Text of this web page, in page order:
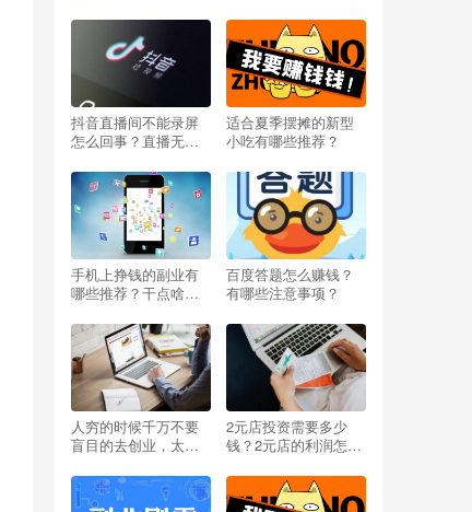
抖音直播间不能录屏
怎么回事？直播无法
适合夏季摆摊的新型
小吃有哪些推荐？
手机上挣钱的副业有
哪些推荐？干点啥能
百度答题怎么赚钱？
有哪些注意事项？
人穷的时候千万不要
盲目的去创业，太扎
2元店投资需要多少
钱？2元店的利润怎么
钱？